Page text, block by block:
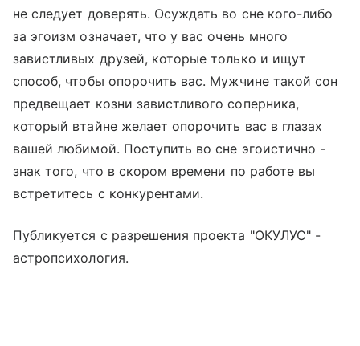
не следует доверять. Осуждать во сне кого-либо
за эгоизм означает, что у вас очень много
завистливых друзей, которые только и ищут
способ, чтобы опорочить вас. Мужчине такой сон
предвещает козни завистливого соперника,
который втайне желает опорочить вас в глазах
вашей любимой. Поступить во сне эгоистично -
знак того, что в скором времени по работе вы
встретитесь с конкурентами.
Публикуется с разрешения проекта "ОКУЛУС" -
астропсихология.